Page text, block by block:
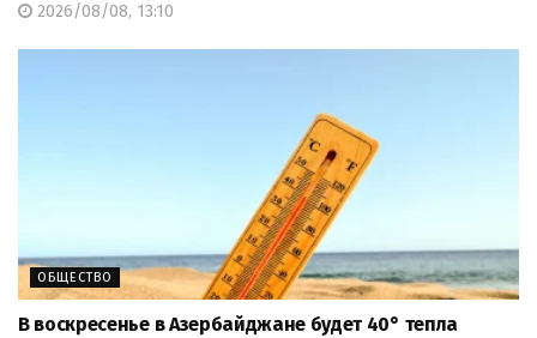
2026/08/08, 13:10
ОБЩЕСТВО
В воскресенье в Азербайджане будет 40° тепла